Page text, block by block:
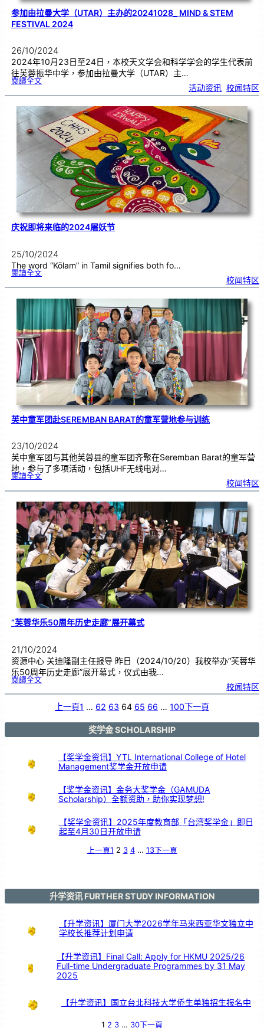
参加由拉曼大学（UTAR）主办的20241028_ MIND & STEM
FESTIVAL 2024
26/10/2024
2024年10月23日至24日，本校天文学会和科学学会的学生代表前
往芙蓉振华中学，参加由拉曼大学（UTAR）主…
閱讀全文:参
拉
大
学
（
UTA
R
）
主
办
的
2
8
_M
ND
S
T
E
M
F
E
S
A
L
2
0
2
4
活动资讯 校闻特区
庆祝即将来临的2024屠妖节
25/10/2024
The word “Kōlam” in Tamil signifies both fo…
閱讀全文:庆
将
临
的
妖
节
校闻特区
芙中童军团赴SEREMBAN BARAT的童军营地参与训练
23/10/2024
芙中童军团与其他芙蓉县的童军团齐聚在Seremban Barat的童军营
地，参与了多项活动，包括UHF无线电对…
閱讀全文:芙
军
赴
S
e
r
e
m
b
a
n
B
a
r
a
t
的
童
军
地
参
与
训
练
校闻特区
“芙蓉华乐50周年历史走廊”展开幕式
21/10/2024
资源中心 关迪隆副主任报导 昨日（2024/10/20）我校举办“芙蓉华
乐50周年历史走廊”展开幕式，仪式由我…
閱讀全文:
“
华
史
”
校闻特区
上一頁1 … 62 63 64 65 66 … 100下一頁
奖学金 SCHOLARSHIP
【奖学金资讯】YTL International College of Hotel
Management奖学金开放申请
【奖学金资讯】金务大奖学金（GAMUDA
Scholarship）全额资助，助你实现梦想!
【奖学金资讯】2025年度教育部「台湾奖学金」即日
起至4月30日开放申请
上一頁1 2 3 4 … 13下一頁
升学资讯 FURTHER STUDY INFORMATION
【升学资讯】厦门大学2026学年马来西亚华文独立中
学校长推荐计划申请
【升学资讯】Final Call: Apply for HKMU 2025/26
Full-time Undergraduate Programmes by 31 May
2025
【升学资讯】国立台北科技大学侨生单独招生报名中
1 2 3 … 30下一頁